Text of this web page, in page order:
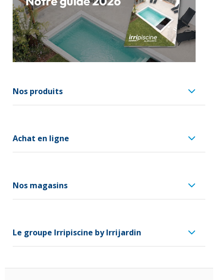
Nos produits
Achat en ligne
Nos magasins
Le groupe Irripiscine by Irrijardin